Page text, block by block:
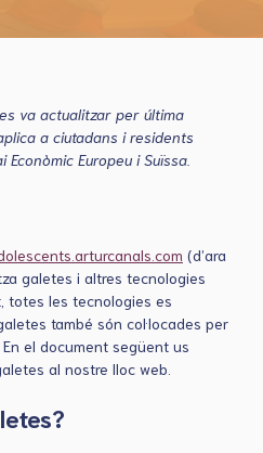
va actualitzar per última
a ciutadans i residents
Europeu i Suïssa.
(d’ara
galetes i altres tecnologies
totes les tecnologies es
també són col·locades per
el document següent us
al nostre lloc web.